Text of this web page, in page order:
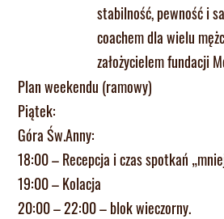
stabilność, pewność i
coachem dla wielu
założycielem fundacji
Plan weekendu (ramowy)
Piątek:
Góra Św.Anny:
18:00 – Recepcja i czas spotkań
19:00 – Kolacja
20:00 – 22:00 – blok wieczorny.